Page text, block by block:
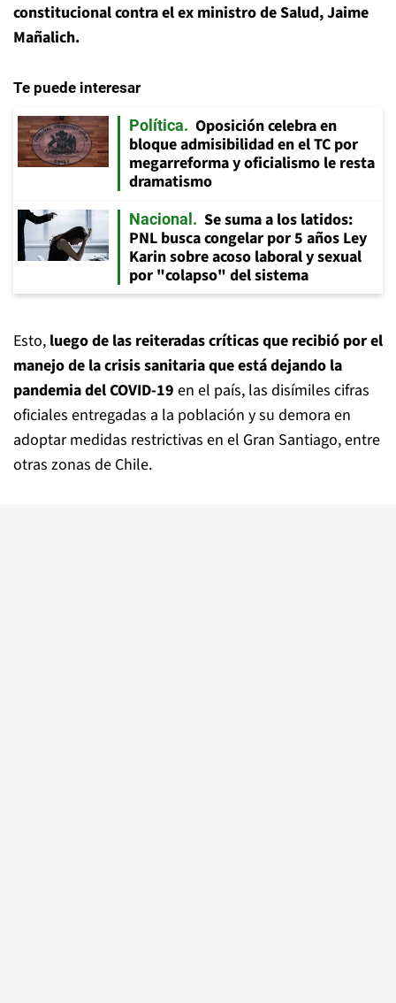
constitucional contra el ex ministro de Salud, Jaime
Mañalich.
Te puede interesar
Política
Oposición celebra en
bloque admisibilidad en el TC por
megarreforma y oficialismo le resta
dramatismo
Nacional
Se suma a los latidos:
PNL busca congelar por 5 años Ley
Karin sobre acoso laboral y sexual
por "colapso" del sistema
Esto, luego de las reiteradas críticas que recibió por el
manejo de la crisis sanitaria que está dejando la
pandemia del COVID-19 en el país, las disímiles cifras
oficiales entregadas a la población y su demora en
adoptar medidas restrictivas en el Gran Santiago, entre
otras zonas de Chile.